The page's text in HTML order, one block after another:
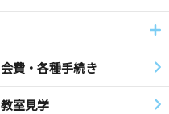
会費・各種手続き
教室見学